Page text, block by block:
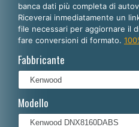
English
Español
Deutsch
Polski
banca dati più completa di
Riceverai inmediatamente un
file necessari per aggiornare il
fare conversioni di formato.
Fabbricante
Modello